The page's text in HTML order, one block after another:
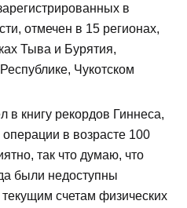
в
отмечен в 15 регионах,
Тыва и Бурятия,
Чукотском
книгу рекордов Гиннеса,
в возрасте 100
так что думаю, что
были недоступны
счетам физических